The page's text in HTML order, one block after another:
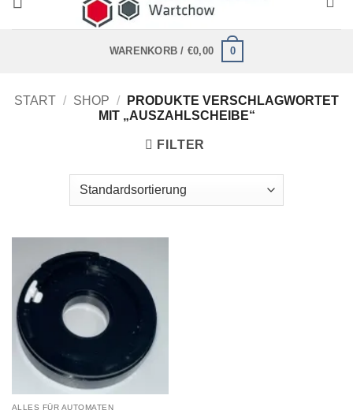
WARENKORB / €0,00 0
START / SHOP /
PRODUKTE VERSCHLAGWORTET
MIT „AUSZAHLSCHEIBE“
FILTER
ALLES FÜR AUTOMATEN